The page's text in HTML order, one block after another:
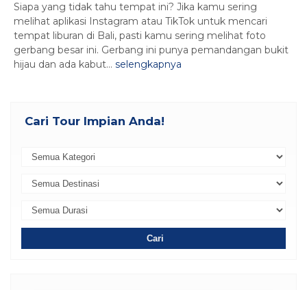
Siapa yang tidak tahu tempat ini? Jika kamu sering
melihat aplikasi Instagram atau TikTok untuk mencari
tempat liburan di Bali, pasti kamu sering melihat foto
gerbang besar ini. Gerbang ini punya pemandangan bukit
hijau dan ada kabut... selengkapnya
Cari Tour Impian Anda!
Cari